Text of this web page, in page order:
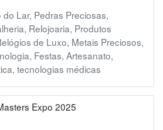
do Lar, Pedras Preciosas,
, Relojoaria, Produtos
de Luxo, Metais Preciosos,
, Festas, Artesanato,
, tecnologias médicas